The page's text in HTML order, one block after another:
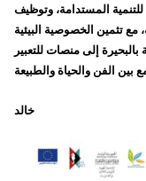
المستدامة، وتوظيف
مع تثمين الخصوصية البيئية
إلى منصات للتعبير
خالد